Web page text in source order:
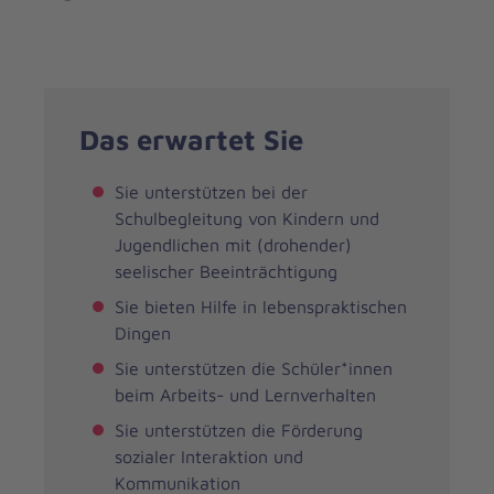
Das erwartet Sie
Sie unterstützen bei der
Schulbegleitung von Kindern und
Jugendlichen mit (drohender)
seelischer Beeinträchtigung
Sie bieten Hilfe in lebenspraktischen
Dingen
Sie unterstützen die Schüler*innen
beim Arbeits- und Lernverhalten
Sie unterstützen die Förderung
sozialer Interaktion und
Kommunikation